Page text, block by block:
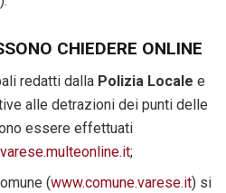
CHIEDERE ONLINE
redatti dalla Polizia Locale e
alle detrazioni dei punti delle
essere effettuati
varese.multeonline.it;
(www.comune.varese.it) si